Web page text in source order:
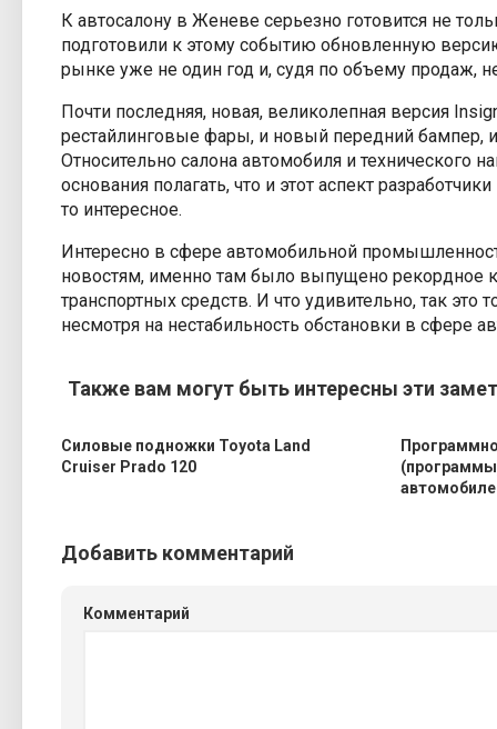
К автосалону в Женеве серьезно готовится не
подготовили к этому событию обновленную
рынке уже не один год и, судя по объему продаж,
Почти последняя, новая, великолепная версия
рестайлинговые фары, и новый передний бампер,
Относительно салона автомобиля и технического
основания полагать, что и этот аспект
то интересное.
Интересно в сфере автомобильной
новостям, именно там было выпущено рекордное
транспортных средств. И что удивительно, так
несмотря на нестабильность обстановки в сфере
Также вам могут быть интересны эти
Силовые подножки Toyota Land
Cruiser Prado 120
Добавить комментарий
Комментарий